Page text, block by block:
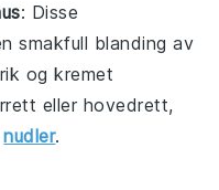
: Disse
smakfull blanding av
og kremet
eller hovedrett,
nudler.